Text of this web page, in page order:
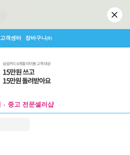
고객센터 장바구니(0)
중고 전문셀러샵